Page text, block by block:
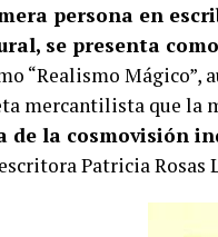
persona en
se presenta
“Realismo Mágico”,
mercantilista que la
de la cosmovisión
Patricia Rosas